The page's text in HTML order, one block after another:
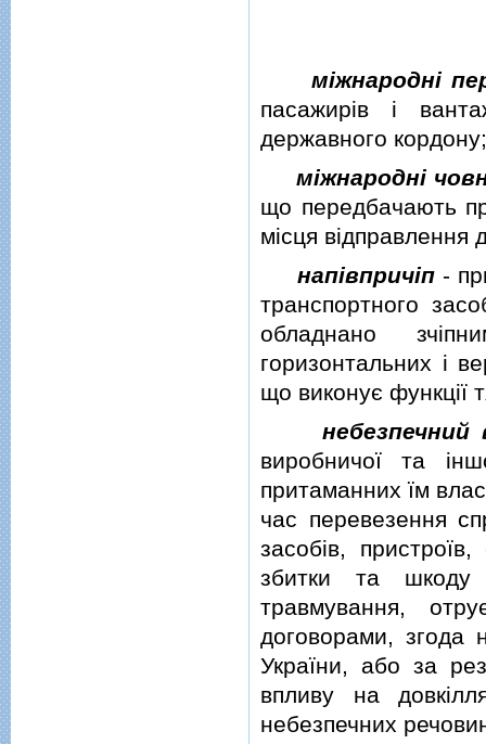
мiжнароднi
пасажирiв i
державного кордону;
мiжнароднi
що передбачають
мiсця вiдправлення
напiвпричiп-
транспортного
обладнано
горизонтальних i
що виконує функцiї
виробничої та
притаманних їм
час перевезення
засобiв,
збитки та
травмування,
договорами, згода
України, або за
впливу на
небезпечних